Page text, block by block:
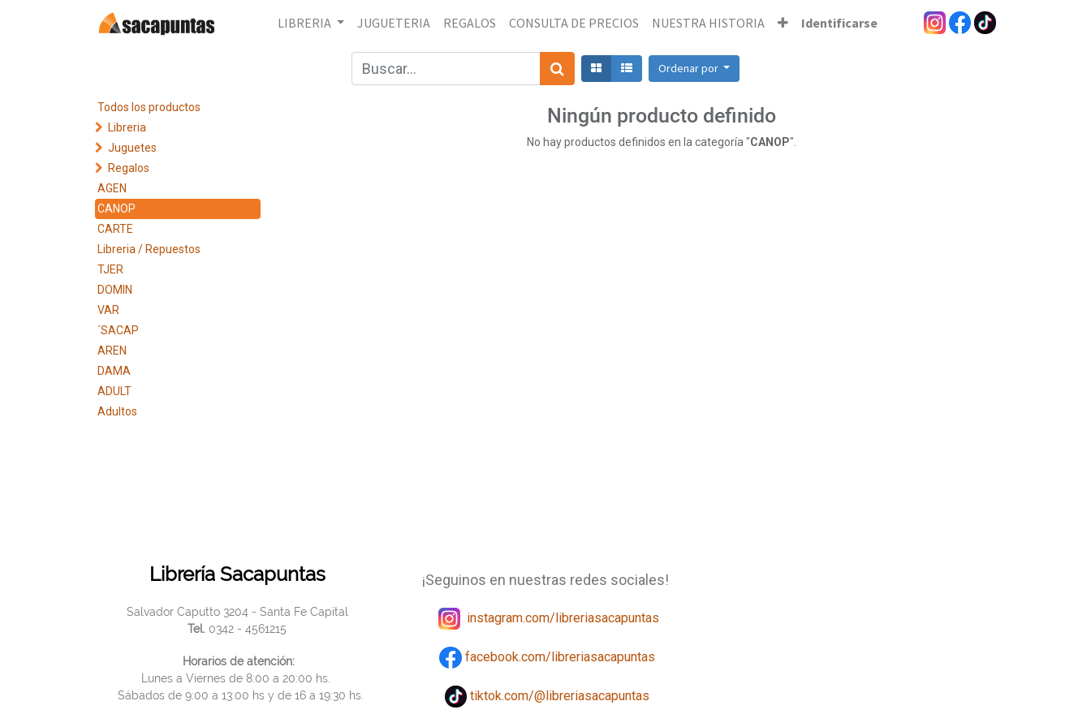
LIBRERIA JUGUETERIA REGALOS CONSULTA DE PRECIOS NUESTRA HISTORIA Identificarse
Ordenar por
Todos los productos
Libreria
Juguetes
Regalos
AGEN
CANOP
CARTE
Libreria / Repuestos
TJER
DOMIN
VAR
´SACAP
AREN
DAMA
ADULT
Adultos
Ningún producto definido
No hay productos definidos en la categoría "CANOP".
Librería Sacapuntas
Salvador Caputto 3204 - Santa Fe Capital
Tel. 0342 - 4561215
Horarios de atención:
Lunes a Viernes de 8:00 a 20:00 hs.
Sábados de 9:00 a 13:00 hs y de 16 a 19:30 hs.
¡Seguinos en nuestras redes sociales!
instagram.com/libreriasacapuntas
facebook.com/libreriasacapuntas
tiktok.com/@libreriasacapuntas